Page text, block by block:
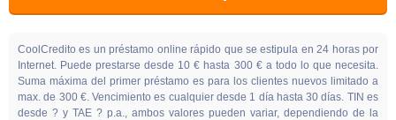
CoolCredito es un préstamo online rápido que se estipula en 24 horas por
Internet. Puede prestarse desde 10 € hasta 300 € a todo lo que necesita.
Suma máxima del primer préstamo es para los clientes nuevos limitado a
max. de 300 €. Vencimiento es cualquier desde 1 día hasta 30 días. TIN es
desde ? y TAE ? p.a., ambos valores pueden variar, dependiendo de la